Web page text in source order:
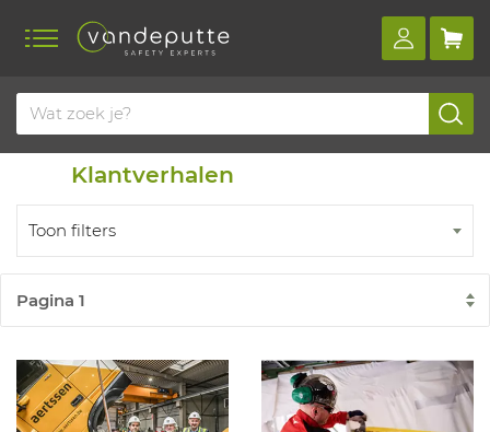
Home Klantverhalen
Klantverhalen
Toon filters